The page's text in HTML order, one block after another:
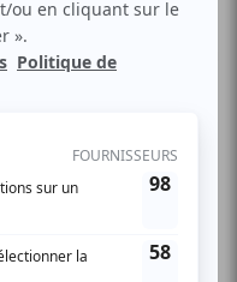
ont pensé à vous.
jusqu’à la tombée de la
et apprécier les
Monde du Collège
présente en
Empire Isis, ainsi que